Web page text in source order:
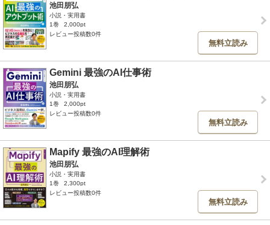
池田朋弘
小説・実用書
1巻
2,000pt
レビュー投稿数0件
無料立読み
Gemini 最強のAI仕事術
池田朋弘
小説・実用書
1巻
2,000pt
レビュー投稿数0件
無料立読み
Mapify 最強のAI理解術
池田朋弘
小説・実用書
1巻
2,300pt
レビュー投稿数0件
無料立読み